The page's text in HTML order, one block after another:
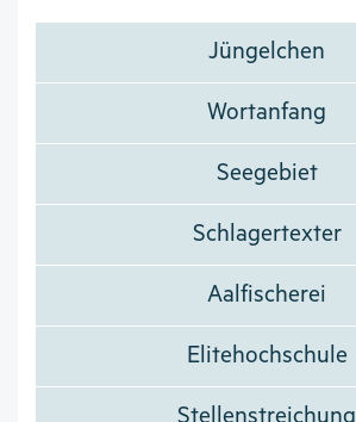
Jüngelchen
Wortanfang
Seegebiet
Schlagertexter
Aalfischerei
Elitehochschule